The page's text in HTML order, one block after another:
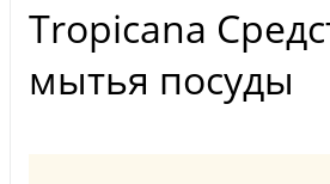
Tropicana
мытья посуды